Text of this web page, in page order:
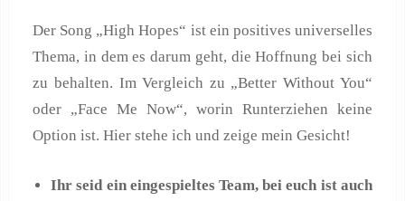
Der Song „High Hopes“ ist ein positives universelles
Thema, in dem es darum geht, die Hoffnung bei sich
zu behalten. Im Vergleich zu „Better Without You“
oder „Face Me Now“, worin Runterziehen keine
Option ist. Hier stehe ich und zeige mein Gesicht!
Ihr seid ein eingespieltes Team, bei euch ist auch